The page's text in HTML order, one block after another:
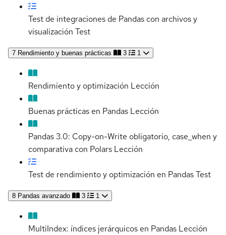
Test de integraciones de Pandas con archivos y
visualización Test
7 Rendimiento y buenas prácticas 3 1
Rendimiento y optimización Lección
Buenas prácticas en Pandas Lección
Pandas 3.0: Copy-on-Write obligatorio, case_when y
comparativa con Polars Lección
Test de rendimiento y optimización en PandasTest
8 Pandas avanzado 3 1
MultiIndex: índices jerárquicos en Pandas Lección